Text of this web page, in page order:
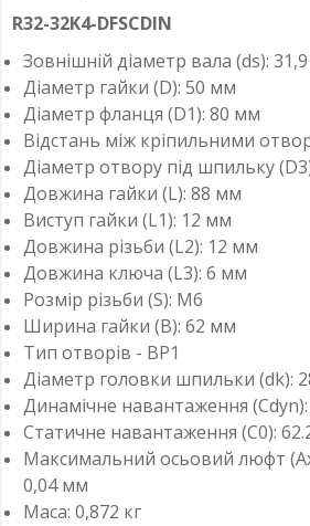
R32-32K4-DFSCDIN
Зовнішній діаметр вала (ds):
Діаметр гайки (D): 50 мм
Діаметр фланця (D1): 80 мм
Відстань між кріпильними
Діаметр отвору під шпильку
Довжина гайки (L): 88 мм
Виступ гайки (L1): 12 мм
Довжина різьби (L2): 12 мм
Довжина ключа (L3): 6 мм
Розмір різьби (S): M6
Ширина гайки (B): 62 мм
Тип отворів - ВР1
Діаметр головки шпильки (dk):
Динамічне навантаження
Статичне навантаження (C0):
Максимальний осьовий люфт
0,04 мм
Маса: 0,872 кг